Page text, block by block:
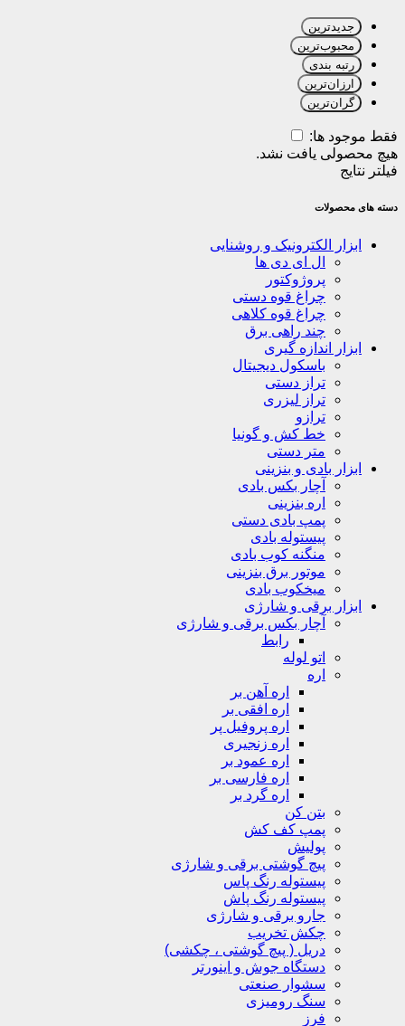
جدیدترین
محبوب‌ترین
رتبه بندی
ارزان‌ترین
گران‌ترین
فقط موجود ها:
هیچ محصولی یافت نشد.
فیلتر نتایج
دسته های محصولات
ابزار الکترونیک و روشنایی
ال ای دی ها
پروژوکتور
چراغ قوه دستی
چراغ قوه کلاهی
چند راهی برق
ابزار اندازه گیری
باسکول دیجیتال
تراز دستی
تراز لیزری
ترازو
خط کش و گونیا
متر دستی
ابزار بادی و بنزینی
آچار بکس بادی
اره بنزینی
پمپ بادی دستی
پیستوله بادی
منگنه کوب بادی
موتور برق بنزینی
میخکوب بادی
ابزار برقی و شارژی
آچار بکس برقی و شارژی
رابط
اتو لوله
اره
اره آهن بر
اره افقی بر
اره پروفیل پر
اره زنجیری
اره عمود بر
اره فارسی بر
اره گرد بر
بتن کن
پمپ کف کش
پولیش
پیچ گوشتی برقی و شارژی
پیستوله رنگ پاس
پیستوله رنگ پاش
جارو برقی و شارژی
چکش تخریب
دریل ( پیچ گوشتی ، چکشی)
دستگاه جوش و اینورتر
سشوار صنعتی
سنگ رومیزی
فرز